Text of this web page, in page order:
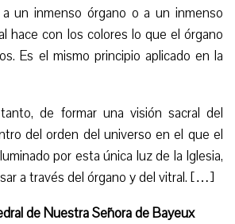
un inmenso órgano o a un inmenso
hace con los colores lo que el órgano
Es el mismo principio aplicado en la
de formar una visión sacraldel
del orden del universo en el que el
por esta única luz de la Iglesia,
a través del órgano y del vitral. […]
de Nuestra Señora de Bayeux